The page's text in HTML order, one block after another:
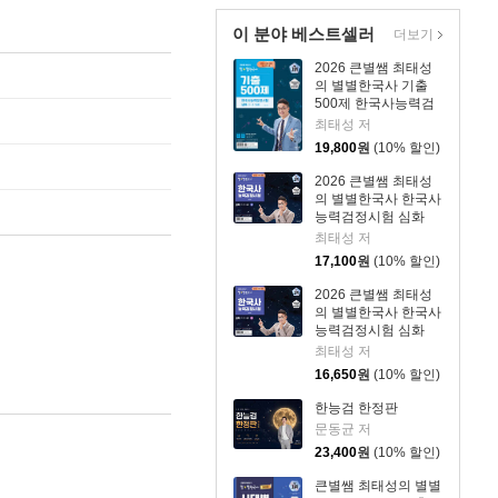
이 분야 베스트셀러
2026 큰별쌤 최태성
의 별별한국사 기출
500제 한국사능력검
정시험 심화(1,2,3급)
최태성 저
19,800원 (10% 할인)
2026 큰별쌤 최태성
의 별별한국사 한국사
능력검정시험 심화
(1,2,3급) 상
최태성 저
17,100원 (10% 할인)
2026 큰별쌤 최태성
의 별별한국사 한국사
능력검정시험 심화
(1,2,3급) 하
최태성 저
16,650원 (10% 할인)
한능검 한정판
문동균 저
23,400원 (10% 할인)
큰별쌤 최태성의 별별
더보기